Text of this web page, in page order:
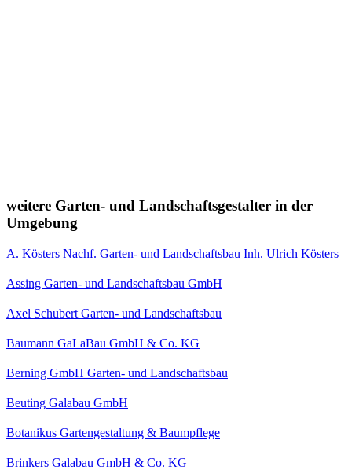
weitere Garten- und Landschaftsgestalter in der
Umgebung
A. Kösters Nachf. Garten- und Landschaftsbau Inh. Ulrich Kösters
Assing Garten- und Landschaftsbau GmbH
Axel Schubert Garten- und Landschaftsbau
Baumann GaLaBau GmbH & Co. KG
Berning GmbH Garten- und Landschaftsbau
Beuting Galabau GmbH
Botanikus Gartengestaltung & Baumpflege
Brinkers Galabau GmbH & Co. KG